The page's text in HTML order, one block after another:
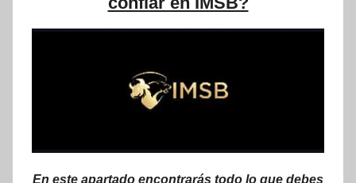
En este apartado encontrarás todo lo que debes